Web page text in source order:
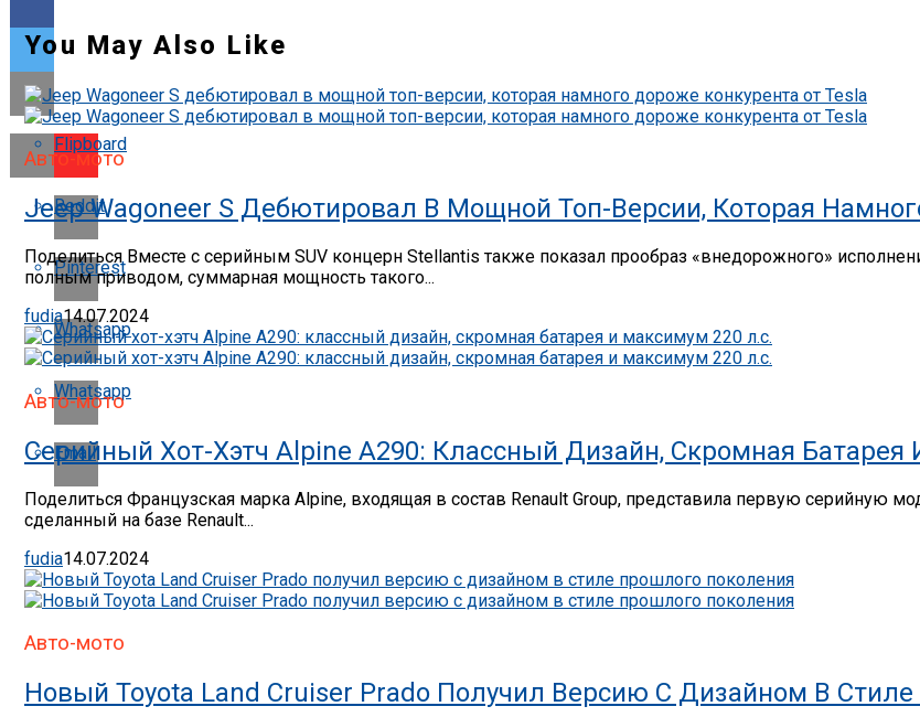
Flipboard
Reddit
Pinterest
Whatsapp
Whatsapp
Email
You May Also Like
Авто-мото
Jeep Wagoneer S Дебютировал В Мощной Топ-Версии, Которая
Поделиться Вместе с серийным SUV концерн Stellantis также показал прообраз «внедорожного»
полным приводом, суммарная мощность такого...
fudia14.07.2024
Авто-мото
Серийный Хот-Хэтч Alpine A290: Классный Дизайн, Скромная
Поделиться Французская марка Alpine, входящая в состав Renault Group, представила первую серийную
сделанный на базе Renault...
fudia14.07.2024
Авто-мото
Новый Toyota Land Cruiser Prado Получил Версию С Дизайном В